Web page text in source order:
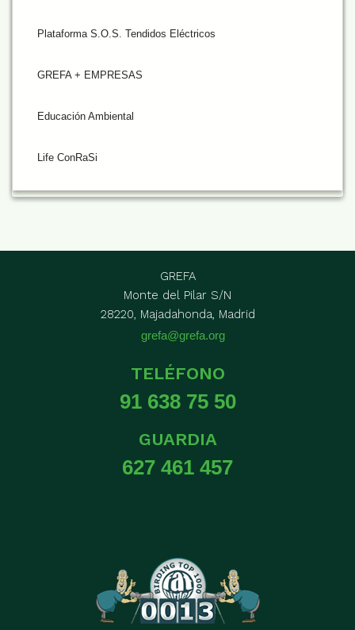
Plataforma S.O.S. Tendidos Eléctricos
GREFA + EMPRESAS
Educación Ambiental
Life ConRaSi
GREFA
Monte del Pilar S/N
28220, Majadahonda, Madrid
grefa@grefa.org
TELÉFONO
91 638 75 50
GUARDIA
627 461 457